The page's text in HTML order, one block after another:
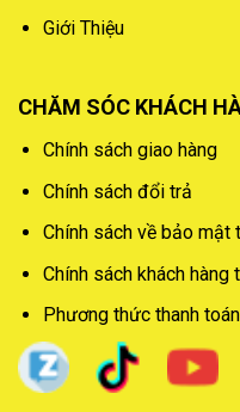
Giới Thiệu
CHĂM SÓC KHÁCH
Chính sách giao hàng
Chính sách đổi trả
Chính sách về bảo mật
Chính sách khách hàng
Phương thức thanh toán